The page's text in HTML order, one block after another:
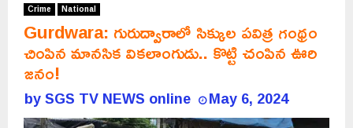
Crime National
Gurdwara: గురుద్వారాలో సిక్కుల పవిత్ర గంథ్రం
చింపిన మానసిక వికలాంగుడు.. కొట్టి చంపిన ఊరి
జనం!
bySGS TV NEWS online May 6, 2024